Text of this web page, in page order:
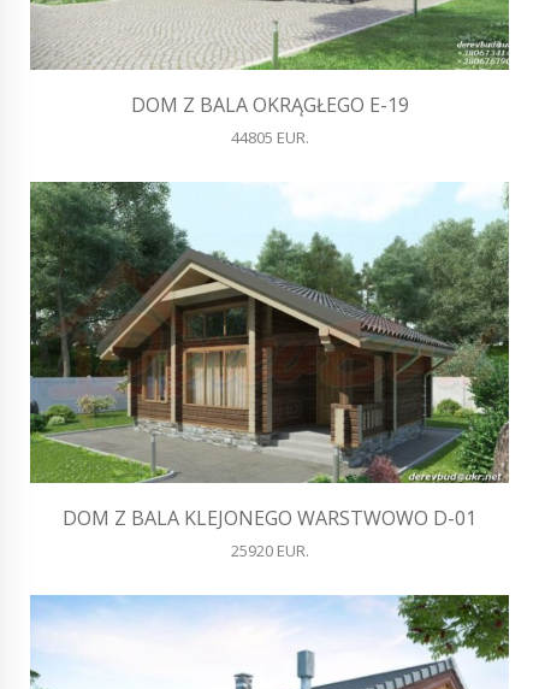
DOM Z BALA OKRĄGŁEGO E-19
44805 EUR.
DOM Z BALA KLEJONEGO WARSTWOWO D-01
25920 EUR.